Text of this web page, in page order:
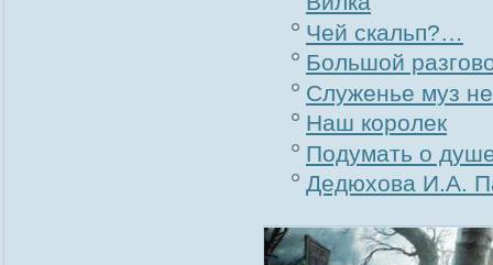
Чей скальп?…
Большой
Служенье муз
Наш королек
Подумать о
Дедюхова И.А.